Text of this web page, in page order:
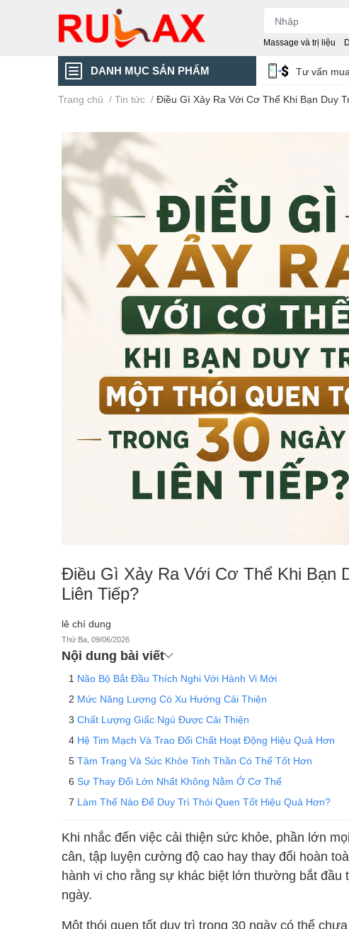
Massage và trị liệu
DANH MỤC SẢN PHẨM Tư vấn
Trang chủ / Tin tức / Điều Gì Xảy Ra Với Cơ Thể Khi Bạn Duy
Điều Gì Xảy Ra Với Cơ Thể Khi Bạn
Liên Tiếp?
lê chí dung
Thứ Ba, 09/06/2026
Nội dung bài viết
Não Bộ Bắt Đầu Thích Nghi Với Hành Vi Mới
Mức Năng Lượng Có Xu Hướng Cải Thiện
Chất Lượng Giấc Ngủ Được Cải Thiện
Hệ Tim Mạch Và Trao Đổi Chất Hoạt Động Hiệu Quả Hơn
Tâm Trạng Và Sức Khỏe Tinh Thần Có Thể Tốt Hơn
Sự Thay Đổi Lớn Nhất Không Nằm Ở Cơ Thể
Làm Thế Nào Để Duy Trì Thói Quen Tốt Hiệu Quả Hơn?
Khi nhắc đến việc cải thiện sức khỏe, phần lớn
cân, tập luyện cường độ cao hay thay đổi hoàn
hành vi cho rằng sự khác biệt lớn thường bắt
ngày.
Một thói quen tốt duy trì trong 30 ngày có thể